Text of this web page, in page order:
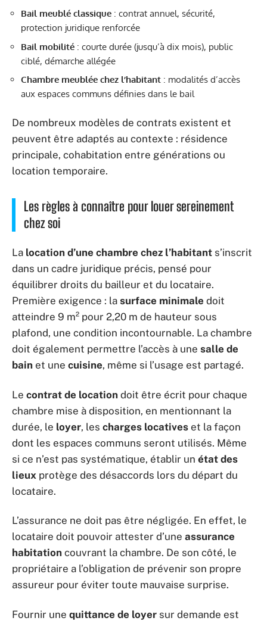
Bail meublé classique : contrat annuel, sécurité,
protection juridique renforcée
Bail mobilité : courte durée (jusqu’à dix mois), public
ciblé, démarche allégée
Chambre meublée chez l’habitant : modalités d’accès
aux espaces communs définies dans le bail
De nombreux modèles de contrats existent et
peuvent être adaptés au contexte : résidence
principale, cohabitation entre générations ou
location temporaire.
Les règles à connaître pour louer sereinement
chez soi
La location d’une chambre chez l’habitant s’inscrit
dans un cadre juridique précis, pensé pour
équilibrer droits du bailleur et du locataire.
Première exigence : la surface minimale doit
atteindre 9 m² pour 2,20 m de hauteur sous
plafond, une condition incontournable. La chambre
doit également permettre l’accès à une salle de
bain et une cuisine, même si l’usage est partagé.
Le contrat de location doit être écrit pour chaque
chambre mise à disposition, en mentionnant la
durée, le loyer, les charges locatives et la façon
dont les espaces communs seront utilisés. Même
si ce n’est pas systématique, établir un état des
lieux protège des désaccords lors du départ du
locataire.
L’assurance ne doit pas être négligée. En effet, le
locataire doit pouvoir attester d’une assurance
habitation couvrant la chambre. De son côté, le
propriétaire a l’obligation de prévenir son propre
assureur pour éviter toute mauvaise surprise.
Fournir une quittance de loyer sur demande est